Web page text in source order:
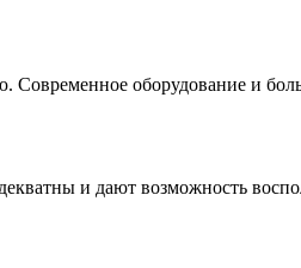
оборудование и
и дают возможность